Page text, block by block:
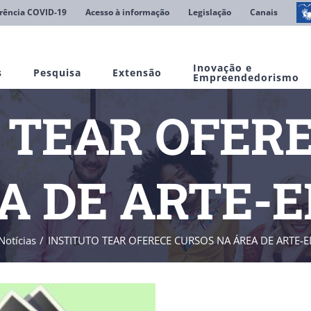
COVID-19 Acesso à informação Legislação Canais
Pesquisa Extensão Inovação e
Empreendedorismo
DE ARTE-
INSTITUTO TEAR OFERECE CURSOS NA ÁREA DE ARTE-